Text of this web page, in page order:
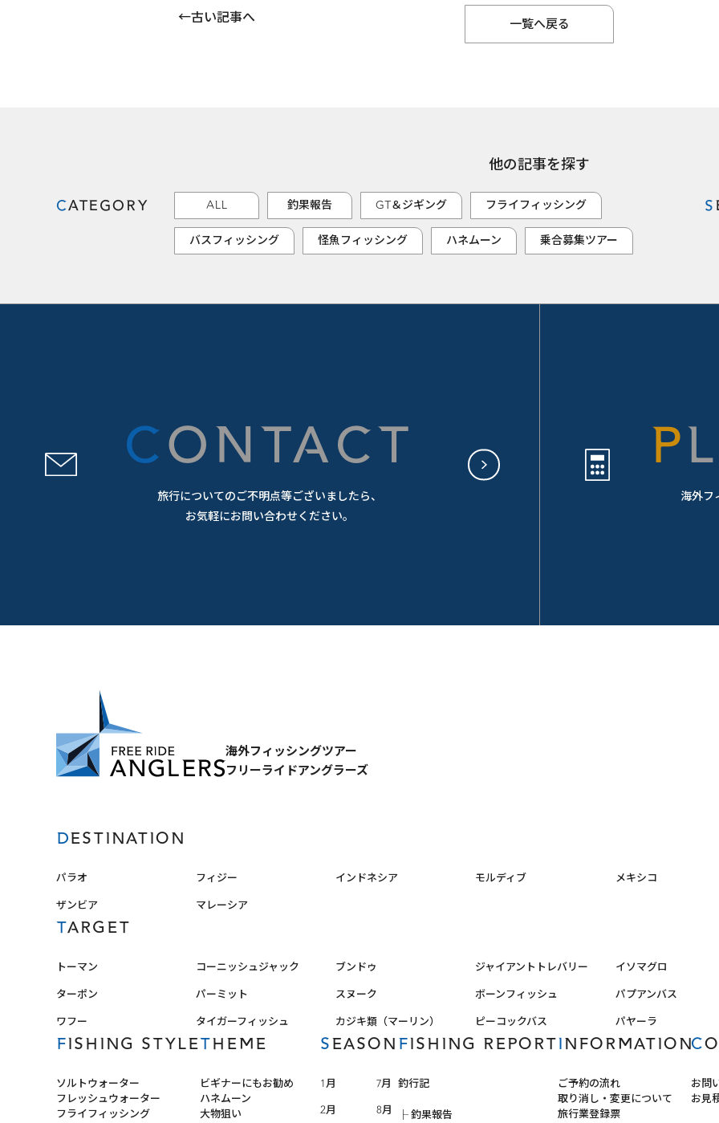
古い記事へ 一覧へ戻る
他の記事を探す
CATEGORY ALL 釣果報告 GT＆ジギング フライフィッシング
バスフィッシング 怪魚フィッシング ハネムーン 乗合募集ツアー
CONTACT
旅行についてのご不明点等ございましたら、
お気軽にお問い合わせください。
海外フ
海外フィッシングツアー
フリーライドアングラーズ
DESTINATION
パラオ フィジー インドネシア モルディブ メキシコ
ザンビア
マレーシア
TARGET
トーマン コーニッシュジャック ブンドゥ ジャイアントトレバリー イソマグロ
ターポン
パーミット スヌーク ボーンフィッシュ パプアンバス
ワフー
タイガーフィッシュ カジキ類（マーリン） ピーコックバス パヤーラ
FISHING STYLE
ソルトウォーター
フレッシュウォーター
フライフィッシング
THEME
ビギナーにもお勧め
ハネムーン
大物狙い
SEASON
1月
2月
7月
8月
FISHING REPORT
釣行記
釣果報告
INFORMATION
ご予約の流れ
取り消し・変更について
旅行業登録票
お問
お見